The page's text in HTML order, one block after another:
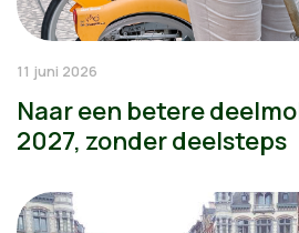
11 juni 2026
Naar een betere
2027, zonder deelsteps